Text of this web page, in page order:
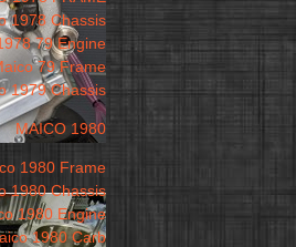
1978 Chassis
79 Engine
79 Frame
1979 Chassis
MAICO 1980
1980 Frame
1980 Chassis
1980 Engine
1980 Carb